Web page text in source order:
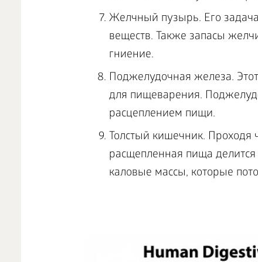
Желчный пузырь. Его
веществ. Также запасы
гниение.
Поджелудочная железа.
для пищеварения.
расцеплением пищи.
Толстый кишечник.
расщепленная пища делится
каловые массы, которые